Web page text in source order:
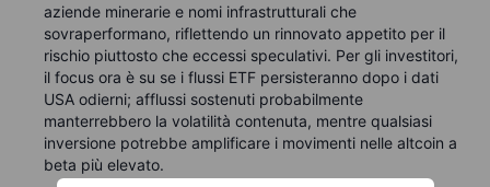
aziende minerarie e nomi infrastrutturali che
sovraperformano, riflettendo un rinnovato appetito per il
rischio piuttosto che eccessi speculativi. Per gli investitori,
il focus ora è su se i flussi ETF persisteranno dopo i dati
USA odierni; afflussi sostenuti probabilmente
manterrebbero la volatilità contenuta, mentre qualsiasi
inversione potrebbe amplificare i movimenti nelle altcoin a
beta più elevato.